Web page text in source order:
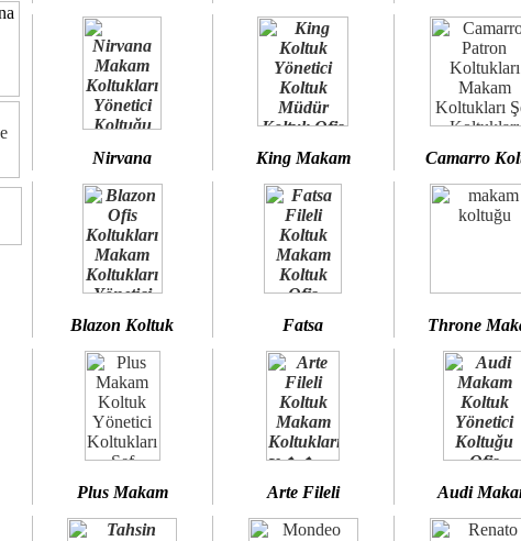
Nirvana King Makam Camarro
Blazon Koltuk Fatsa Throne
Plus Makam Arte Fileli Audi